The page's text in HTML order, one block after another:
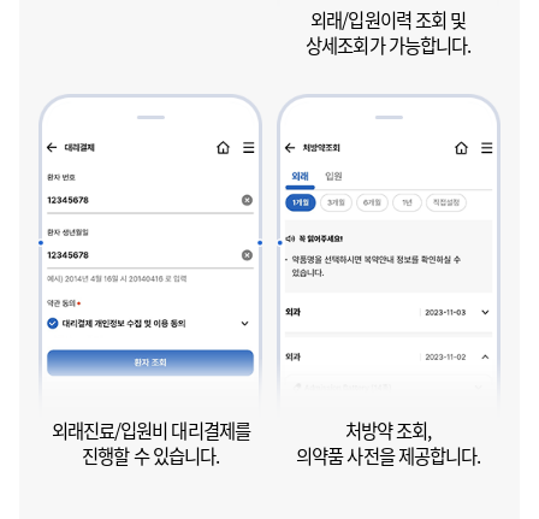
외래/입원이력 조회 및
상세조회가 가능합니다.
외래진료/입원비 대리결제를
진행할 수 있습니다.
처방약 조회,
의약품 사전을 제공합니다.